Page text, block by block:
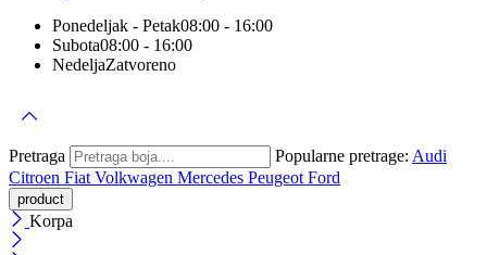
Ponedeljak - Petak08:00 - 16:00
Subota08:00 - 16:00
NedeljaZatvoreno
Pretraga Popularne pretrage: Audi
Citroen Fiat Volkwagen Mercedes Peugeot Ford
Korpa